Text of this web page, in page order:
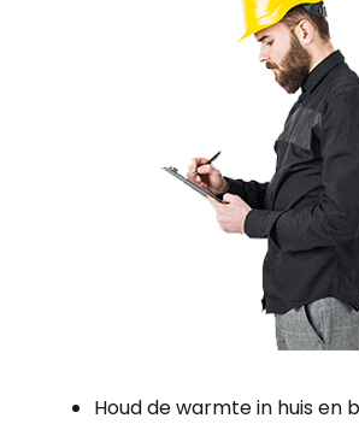
Houd de warmte in huis en